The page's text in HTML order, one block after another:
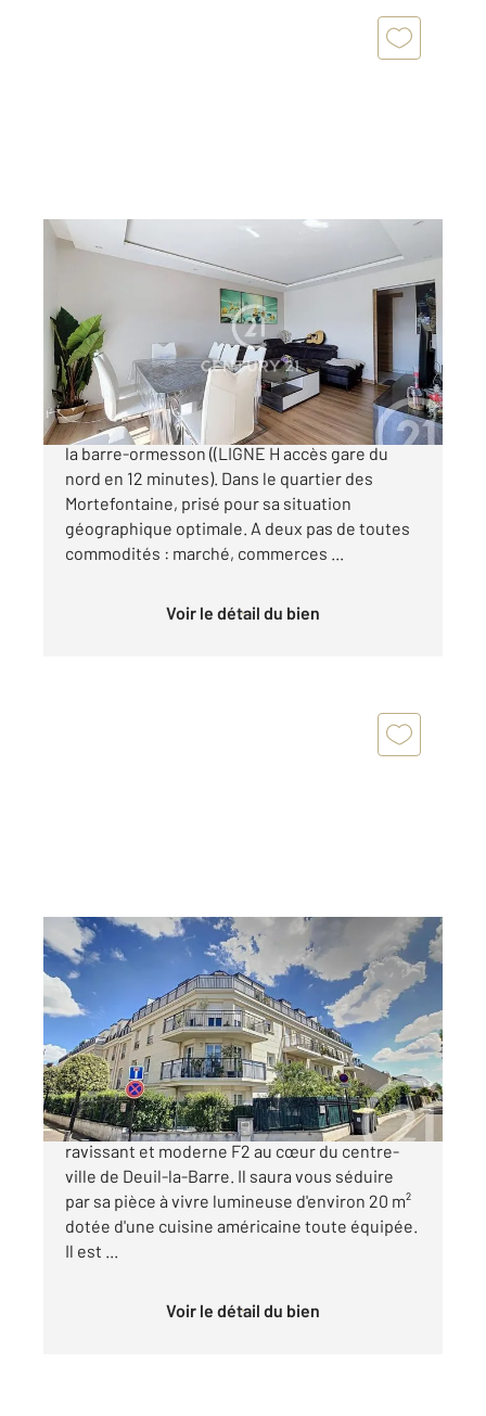
DEUIL LA BARRE 95
, 4 pièces
Appartement F4 à vendre
235 000 €
Deuil-la-barre à 7 minutes à pieds de la gare de
la barre-ormesson ((LIGNE H accès gare du
nord en 12 minutes). Dans le quartier des
Mortefontaine, prisé pour sa situation
géographique optimale. A deux pas de toutes
commodités : marché, commerces ...
Voir le détail du bien
DEUIL LA BARRE 95
47,64 m2
Ref : 11993
Appartement F2 à vendre
230 000 €
CENTURY 21 LE DOMAINE vous propose ce
ravissant et moderne F2 au cœur du centre-
ville de Deuil-la-Barre. Il saura vous séduire
par sa pièce à vivre lumineuse d'environ 20 m²
dotée d'une cuisine américaine toute équipée.
Il est ...
Voir le détail du bien